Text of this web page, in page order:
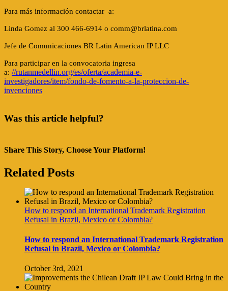
Para más información contactar a:
Linda Gomez al 300 466-6914 o comm@brlatina.com
Jefe de Comunicaciones BR Latin American IP LLC
Para participar en la convocatoria ingresa
a: //rutanmedellin.org/es/oferta/academia-e-
investigadores/item/fondo-de-fomento-a-la-proteccion-de-
invenciones
Was this article helpful?
Share This Story, Choose Your Platform!
Facebook
Twitter
Reddit
LinkedIn
Tumblr
Pinterest
Vk
Email
Related Posts
How to respond an International Trademark Registration
Refusal in Brazil, Mexico or Colombia?
How to respond an International Trademark Registration
Refusal in Brazil, Mexico or Colombia?
October 3rd, 2021